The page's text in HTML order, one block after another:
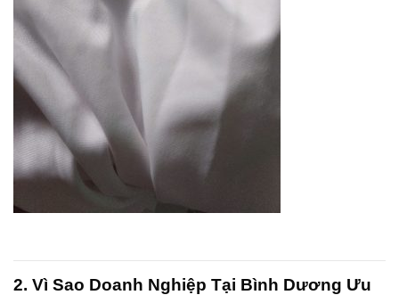
2. Vì Sao Doanh Nghiệp Tại Bình Dương Ưu